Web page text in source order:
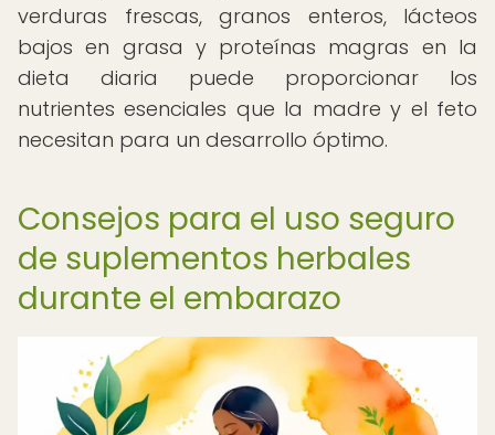
verduras frescas, granos enteros, lácteos
bajos en grasa y proteínas magras en la
dieta diaria puede proporcionar los
nutrientes esenciales que la madre y el feto
necesitan para un desarrollo óptimo.
Consejos para el uso seguro
de suplementos herbales
durante el embarazo